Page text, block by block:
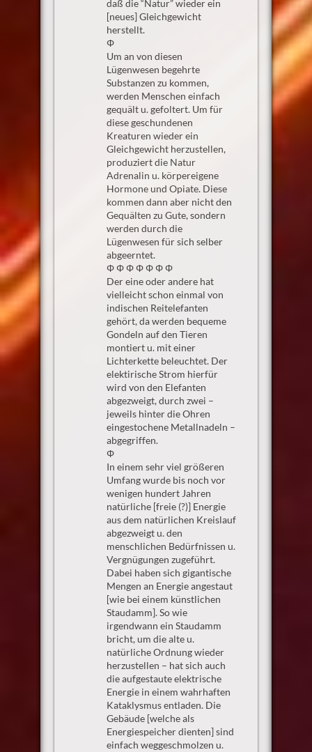
daß die “Natur” wieder ein
[neues] Gleichgewicht
herstellt.
Φ
Um an von diesen
Lügenwesen begehrte
Substanzen zu kommen,
werden Menschen einfach
gequält u. gefoltert. Um für
diese geschundenen
Kreaturen wieder ein
Gleichgewicht herzustellen,
produziert die Natur
Adrenalin u. körpereigene
Hormone und Opiate. Diese
kommen dann aber nicht den
Gequälten zu Gute, sondern
werden durch die
Lügenwesen für sich selber
abgeerntet.
Φ Φ Φ Φ Φ Φ Φ
Der eine oder andere hat
vielleicht schon einmal von
indischen Reitelefanten
gehört, da werden bequeme
Gondeln auf den Tieren
montiert u. mit einer
Lichterkette beleuchtet. Der
elektirische Strom hierfür
wird von den Elefanten
abgezweigt, durch zwei –
jeweils hinter die Ohren
eingestochene Metallnadeln –
abgegriffen.
Φ
In einem sehr viel größeren
Umfang wurde bis noch vor
wenigen hundert Jahren
natürliche [freie (?)] Energie
aus dem natürlichen Kreislauf
abgezweigt u. den
menschlichen Bedürfnissen u.
Vergnügungen zugeführt.
Dabei haben sich gigantische
Mengen an Energie angestaut
[wie bei einem künstlichen
Staudamm]. So wie
irgendwann ein Staudamm
bricht, um die alte u.
natürliche Ordnung wieder
herzustellen – hat sich auch
die aufgestaute elektrische
Energie in einem wahrhaften
Kataklysmus entladen. Die
Gebäude [welche als
Energiespeicher dienten] sind
einfach weggeschmolzen u.